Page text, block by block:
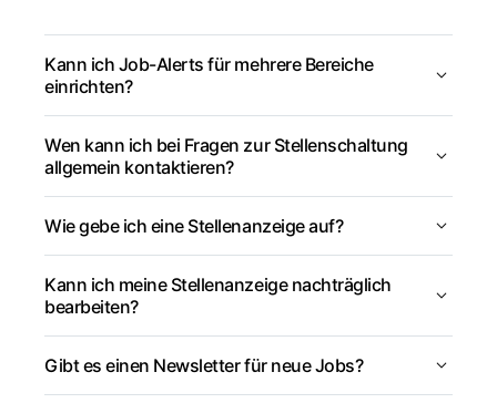
Kann ich Job-Alerts für mehrere Bereiche
einrichten?
Wen kann ich bei Fragen zur Stellenschaltung
allgemein kontaktieren?
Wie gebe ich eine Stellenanzeige auf?
Kann ich meine Stellenanzeige nachträglich
bearbeiten?
Gibt es einen Newsletter für neue Jobs?